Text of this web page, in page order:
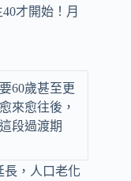
才開始！月
60歲甚至更
來愈往後，
段過渡期
長，人口老化